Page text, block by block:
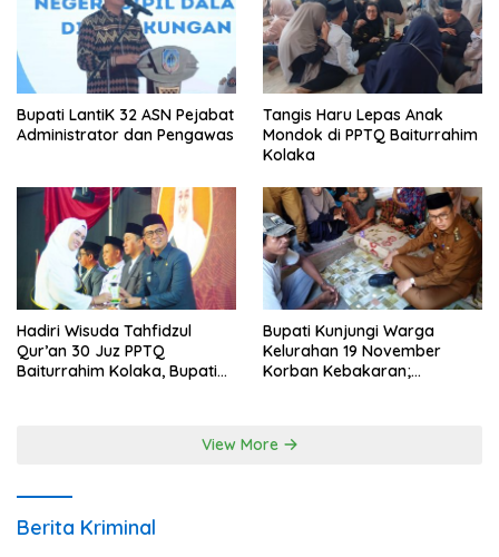
Bupati LantiK 32 ASN Pejabat
Administrator dan Pengawas
Tangis Haru Lepas Anak
Mondok di PPTQ Baiturrahim
Kolaka
Hadiri Wisuda Tahfidzul
Qur’an 30 Juz PPTQ
Baiturrahim Kolaka, Bupati
Bupati Kunjungi Warga
Kelurahan 19 November
Korban Kebakaran;
View More
Berita Kriminal